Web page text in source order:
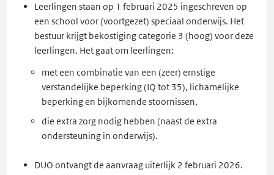
Leerlingen staan op 1 februari 2025 ingeschreven op
een school voor (voortgezet) speciaal onderwijs. Het
bestuur krijgt bekostiging categorie 3 (hoog) voor deze
leerlingen. Het gaat om leerlingen:
met een combinatie van een (zeer) ernstige
verstandelijke beperking (IQ tot 35), lichamelijke
beperking en bijkomende stoornissen,
die extra zorg nodig hebben (naast de extra
ondersteuning in onderwijs).
DUO ontvangt de aanvraag uiterlijk 2 februari 2026.